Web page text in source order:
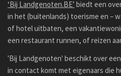
‘Bij Landgenoten.BE’ biedt een
in het (buitenlands) toerisme en –
of hotel uitbaten, een
een restaurant runnen, of reizen
'Bij Landgenoten' beschikt over
in contact komt met eigenaars die